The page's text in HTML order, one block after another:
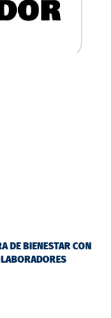
DE BIENESTAR CON